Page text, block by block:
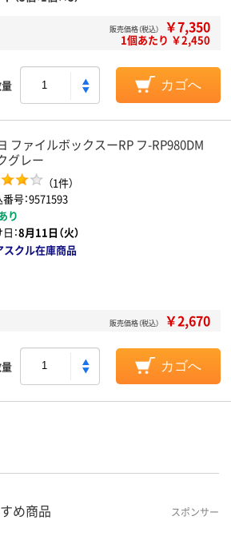
販売価格（税込） ￥7,350
1個あたり ￥2,450
カゴへ
ファイルボックスーRP フ-RP980DM
グレー
（1件）
号：9571593
り
：8月11日（火）
スクル在庫商品
販売価格（税込） ￥2,670
カゴへ
め商品 スポンサー